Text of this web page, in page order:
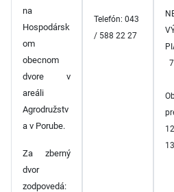
na
Hospodársk
om
obecnom
dvore v
areáli
Agrodružstv
a v Porube.
Za zberný
dvor
zodpovedá:
Telefón: 043
/ 588 22 27